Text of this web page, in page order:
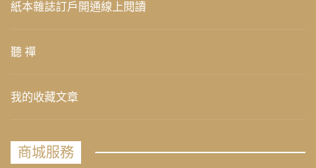
紙本雜誌訂戶開通線上閱讀
聽 禪
我的收藏文章
商城服務